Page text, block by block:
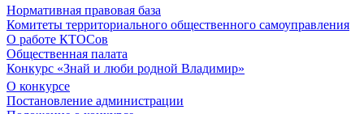
Нормативная правовая база
Комитеты территориального общественного самоуправления
О работе КТОСов
Общественная палата
Конкурс «Знай и люби родной Владимир»
О конкурсе
Постановление администрации